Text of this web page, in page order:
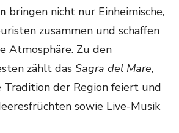
bringen nicht nur Einheimische,
zusammen und schaffen
Atmosphäre. Zu den
zählt das Sagra del Mare,
Tradition der Region feiert und
sowie Live-Musik